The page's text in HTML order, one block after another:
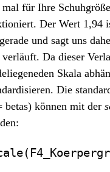
mal für Ihre
Der Wert 1,94
und sagt uns
verläuft. Da dieser
Skala
Die
können mit der